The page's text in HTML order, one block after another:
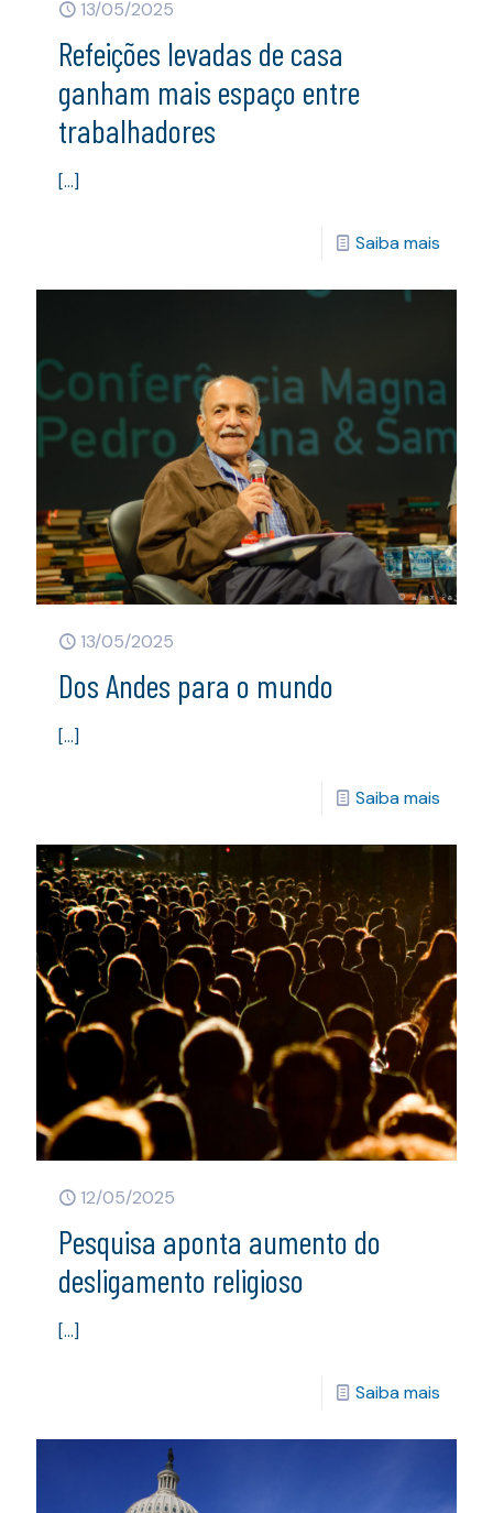
13/05/2025
Refeições levadas de casa
ganham mais espaço entre
trabalhadores
[…]
Saiba mais
13/05/2025
Dos Andes para o mundo
[…]
Saiba mais
12/05/2025
Pesquisa aponta aumento do
desligamento religioso
[…]
Saiba mais